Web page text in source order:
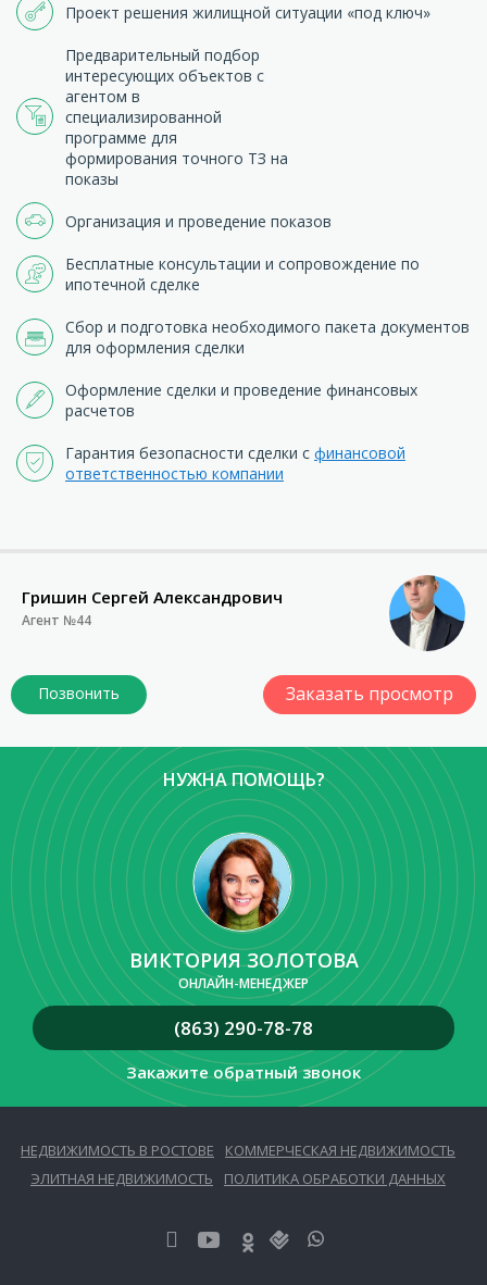
Проект решения жилищной ситуации «под ключ»
Предварительный подбор
интересующих объектов с
агентом в
специализированной
программе для
формирования точного ТЗ на
показы
Организация и проведение показов
Бесплатные консультации и сопровождение по
ипотечной сделке
Сбор и подготовка необходимого пакета документов
для оформления сделки
Оформление сделки и проведение финансовых
расчетов
Гарантия безопасности сделки с финансовой
ответственностью компании
Гришин Сергей Александрович
Агент №44
Заказать просмотр
НУЖНА ПОМОЩЬ?
ВИКТОРИЯ ЗОЛОТОВА
ОНЛАЙН-МЕНЕДЖЕР
(863) 290-78-78
Закажите обратный звонок
НЕДВИЖИМОСТЬ В РОСТОВЕ
КОММЕРЧЕСКАЯ НЕДВИЖИМОСТЬ
ЭЛИТНАЯ НЕДВИЖИМОСТЬ
ПОЛИТИКА ОБРАБОТКИ ДАННЫХ